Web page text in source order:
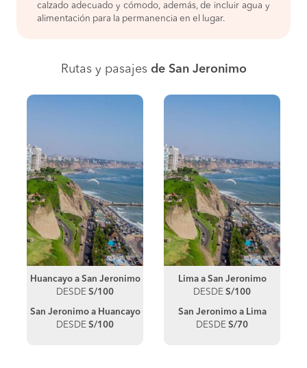
calzado adecuado y cómodo, además, de incluir agua y
alimentación para la permanencia en el lugar.
Rutas y pasajes de San Jeronimo
Huancayo a San Jeronimo
DESDE S/100
San Jeronimo a Huancayo
DESDE S/100
Lima a San Jeronimo
DESDE S/100
San Jeronimo a Lima
DESDE S/70